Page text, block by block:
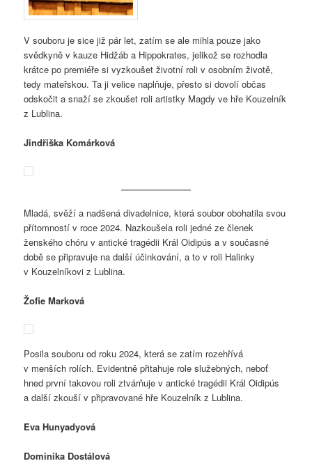
V souboru je sice již pár let, zatím se ale mihla pouze jako
svědkyně v kauze Hidžáb a Hippokrates, jelikož se rozhodla
krátce po premiéře si vyzkoušet životní roli v osobním životě,
tedy mateřskou. Ta ji velice naplňuje, přesto si dovolí občas
odskočit a snaží se zkoušet roli artistky Magdy ve hře Kouzelník
z Lublina.
Jindřiška Komárková
Mladá, svěží a nadšená divadelnice, která soubor obohatila svou
přítomností v roce 2024. Nazkoušela roli jedné ze členek
ženského chóru v antické tragédii Král Oidipús a v současné
době se připravuje na další účinkování, a to v roli Halinky
v Kouzelníkovi z Lublina.
Žofie Marková
Posila souboru od roku 2024, která se zatím rozehřívá
v menších rolích. Evidentně přitahuje role služebných, neboť
hned první takovou roli ztvárňuje v antické tragédii Král Oidipús
a další zkouší v připravované hře Kouzelník z Lublina.
Eva Hunyadyová
Dominika Dostálová